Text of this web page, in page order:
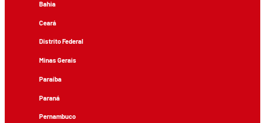
Bahia
Ceará
Distrito Federal
Minas Gerais
Paraíba
Paraná
Pernambuco